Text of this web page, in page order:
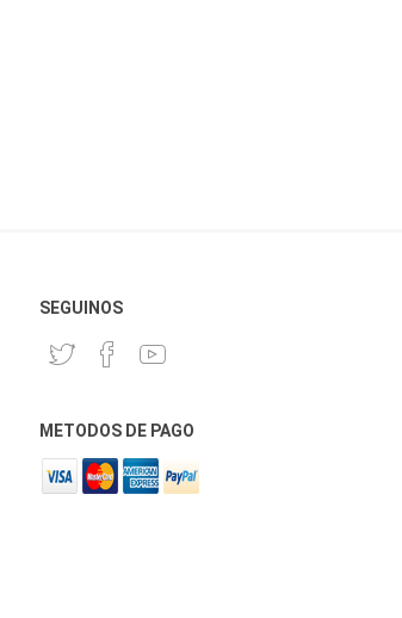
SEGUINOS
METODOS DE PAGO